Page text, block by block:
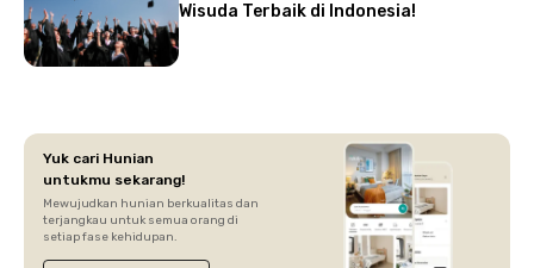
Wisuda Terbaik di Indonesia!
Yuk cari Hunian
untukmu sekarang!
Mewujudkan hunian berkualitas dan
terjangkau untuk semua orang di
setiap fase kehidupan.